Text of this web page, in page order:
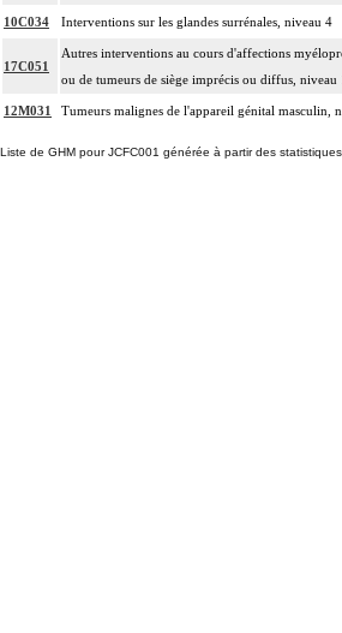
10C034 Interventions sur les glandes surrénales, niveau 4
17C051
Autres interventions au cours d'affections
ou de tumeurs de siège imprécis ou diffus, niveau
12M031 Tumeurs malignes de l'appareil génital masculin,
Liste de GHM pour JCFC001 générée à partir des